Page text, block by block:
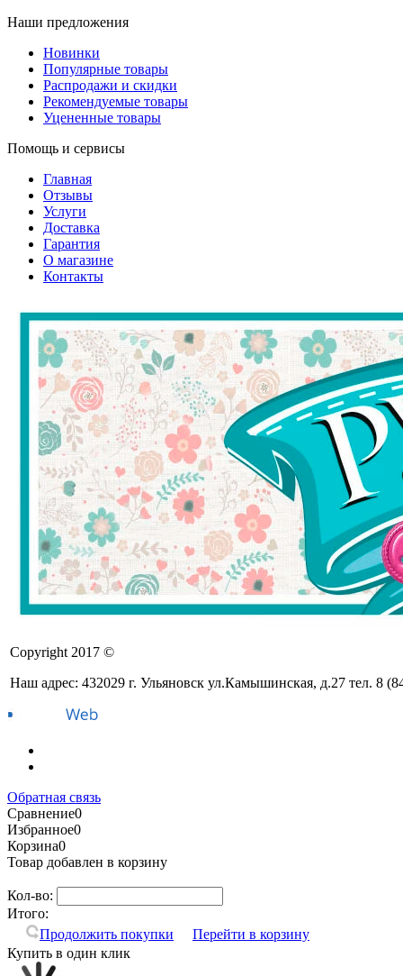
Наши предложения
Новинки
Популярные товары
Распродажи и скидки
Рекомендуемые товары
Уцененные товары
Помощь и сервисы
Главная
Отзывы
Услуги
Доставка
Гарантия
О магазине
Контакты
Copyright 2017 ©
Наш адрес: 432029 г. Ульяновск ул.Камышинская, д.27 тел. 8
Обратная связь
Сравнение0
Избранное0
Корзина0
Товар добавлен в корзину
Кол-во:
Итого:
Продолжить покупки
Перейти в корзину
Купить в один клик